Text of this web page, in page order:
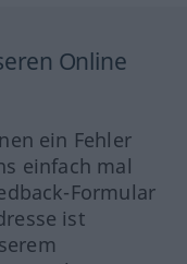
Online
ein Fehler
einfach mal
Formular
ist